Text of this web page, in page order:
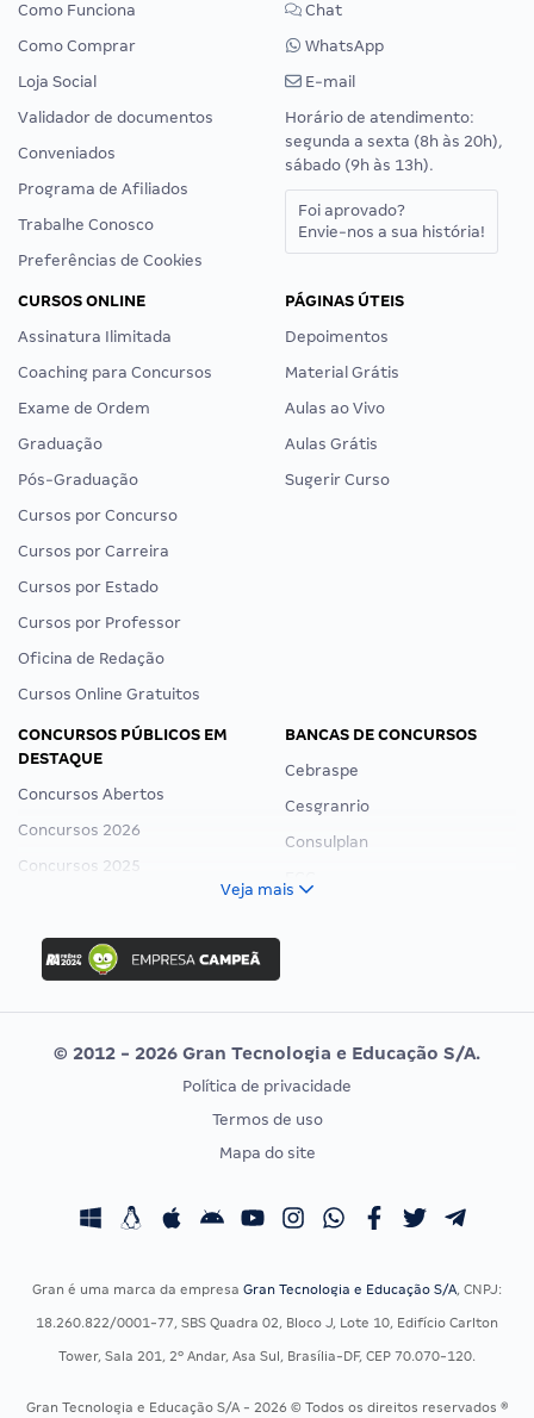
Como Funciona
Como Comprar
Loja Social
Validador de documentos
Conveniados
Programa de Afiliados
Trabalhe Conosco
Preferências de Cookies
Chat
WhatsApp
E-mail
Horário de atendimento:
segunda a sexta (8h às 20h),
sábado (9h às 13h).
Foi aprovado?
Envie-nos a sua história!
CURSOS ONLINE
Assinatura Ilimitada
Coaching para Concursos
Exame de Ordem
Graduação
Pós-Graduação
Cursos por Concurso
Cursos por Carreira
Cursos por Estado
Cursos por Professor
Oficina de Redação
Cursos Online Gratuitos
PÁGINAS ÚTEIS
Depoimentos
Material Grátis
Aulas ao Vivo
Aulas Grátis
Sugerir Curso
CONCURSOS PÚBLICOS EM
DESTAQUE
Concursos Abertos
Concursos 2026
Concursos 2025
Concurso Ibama
Concurso MPU
Editais publicados
BANCAS DE CONCURSOS
Cebraspe
Cesgranrio
Consulplan
Vunesp
CONCURSOS POR PROFISSÃO
Concursos Fiscais
Concursos Saúde
EXAME DE ORDEM
Calendário OAB
Veja mais
© 2012 - 2026 Gran Tecnologia e Educação S/A.
Política de privacidade
Termos de uso
Mapa do site
Gran é uma marca da empresa Gran Tecnologia e Educação S/A, CNPJ:
18.260.822/0001-77, SBS Quadra 02, Bloco J, Lote 10, Edifício Carlton
Tower, Sala 201, 2º Andar, Asa Sul, Brasília-DF, CEP 70.070-120.
Gran Tecnologia e Educação S/A - 2026 © Todos os direitos reservados ®